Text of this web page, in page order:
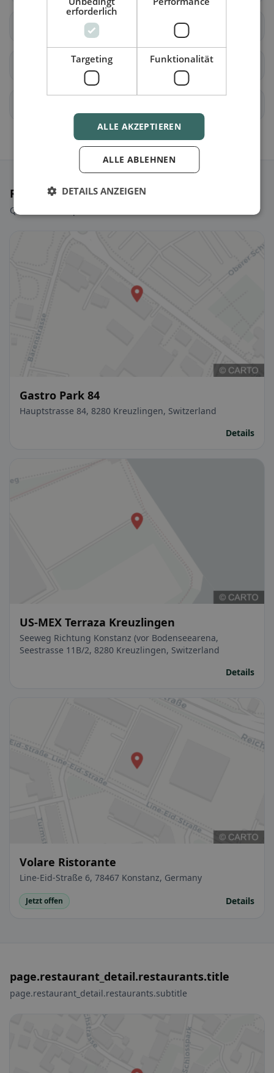
Hauptwil-Gottshaus
Hohentannen Kradolf-Schönenberg
Ristoranti selezionati
Qualche scelta per iniziare subito.
Gastro Park 84
Hauptstrasse 84, 8280 Kreuzlingen, Switzerland
Details
US-MEX Terraza Kreuzlingen
Seeweg Richtung Konstanz (vor Bodenseearena,
Seestrasse 11B/2, 8280 Kreuzlingen, Switzerland
Details
Volare Ristorante
Line-Eid-Straße 6, 78467 Konstanz, Germany
Jetzt offen Details
page.restaurant_detail.restaurants.title
page.restaurant_detail.restaurants.subtitle
erforderlich
Targeting Funktionalität
ALLE AKZEPTIEREN
ALLE ABLEHNEN
DETAILS ANZEIGEN